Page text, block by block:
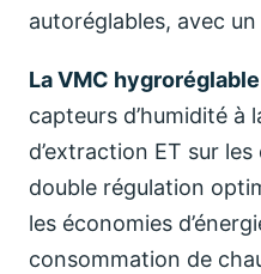
autoréglables, avec
La VMC
capteurs d’humidité à
d’extraction ET sur les
double régulation
les économies
consommation de